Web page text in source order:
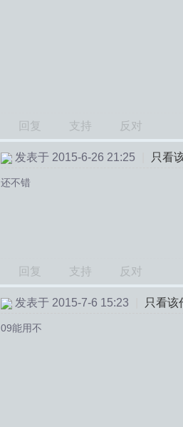
回复 支持 反对
发表于 2015-6-26 21:25 只看
还不错
回复 支持 反对
发表于 2015-7-6 15:23 只看该
09能用不